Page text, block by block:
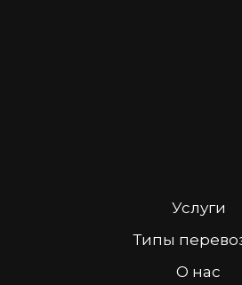
Услуги
Типы
О нас